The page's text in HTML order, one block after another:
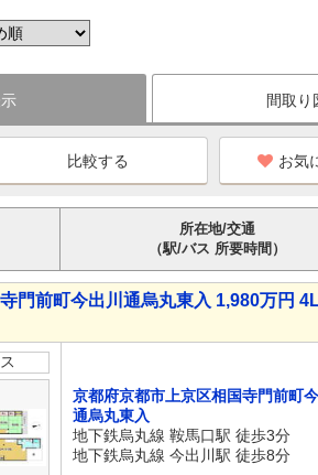
間取り
お気
所在地/交通
（駅/バス 所要時間）
門前町今出川通烏丸東入 1,980万円
京都府京都市上京区相国寺門前町今
通烏丸東入
地下鉄烏丸線 鞍馬口駅 徒歩3分
地下鉄烏丸線 今出川駅 徒歩8分